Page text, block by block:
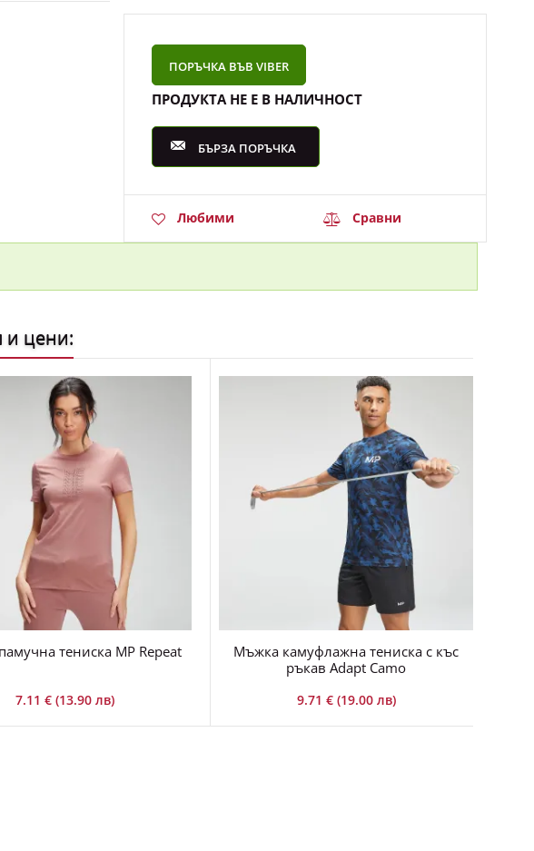
ПОРЪЧКА ВЪВ VIBER
ПРОДУКТА НЕ Е В НАЛИЧНОСТ
БЪРЗА ПОРЪЧКА
Любими Сравни
и цени:
тениска MP Repeat
7.11 € (13.90 лв)
Мъжка камуфлажна тениска с къс
ръкав Adapt Camo
9.71 € (19.00 лв)